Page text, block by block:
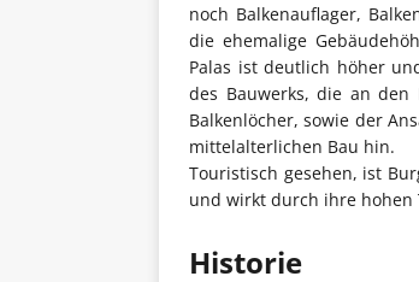
noch Balkenauflager,
die ehemalige
Palas ist deutlich höher
des Bauwerks, die an den
Balkenlöcher, sowie der
mittelalterlichen Bau hin.
Touristisch gesehen, ist
und wirkt durch ihre hohen
Historie